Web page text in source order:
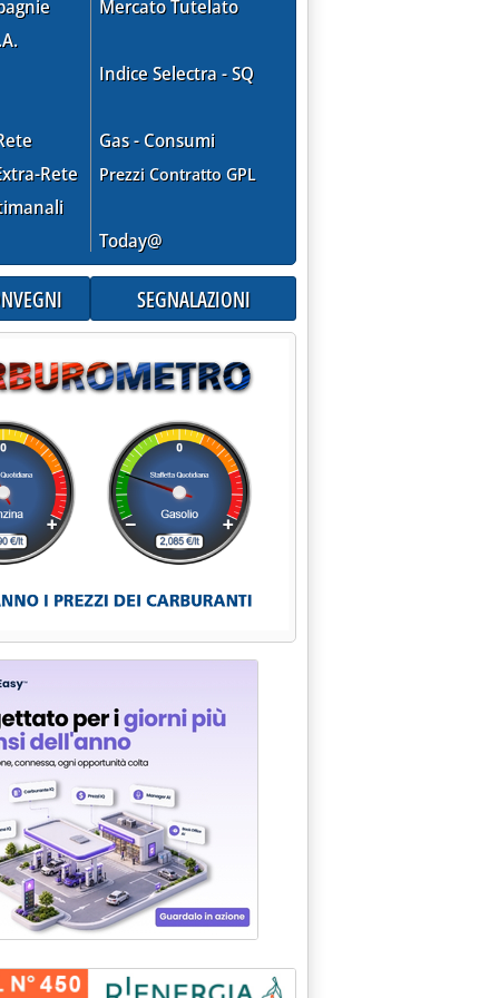
Rete
Mercato Tutelato
Indice Selectra - SQ
Gas - Consumi
Prezzi Contratto GPL
Today@
SEGNALAZIONI